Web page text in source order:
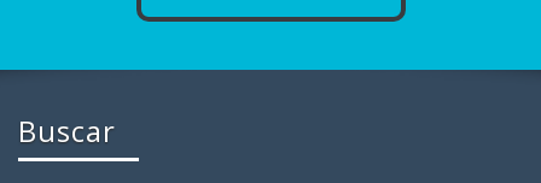
Buscar